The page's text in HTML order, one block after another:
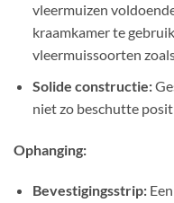
vleermuizen
kraamkamer te
vleermuissoorten
Solide constructie:
niet zo beschutte
Ophanging:
Bevestigingsstrip: